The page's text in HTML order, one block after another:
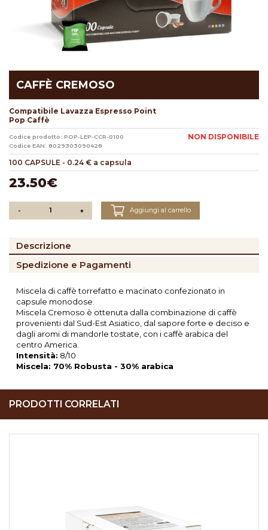
CAFFÈ CREMOSO
Compatibile Lavazza Espresso Point
Pop Caffè
Codice prodotto: POP-LEP-CCR-0100
Codice EAN: 8029303090428
NON DISPONIBILE
100 CAPSULE - 0.24 € a capsula
23.50€
- + Aggiungi al carrello
Descrizione
Spedizione e Pagamenti
Miscela di caffè torrefatto e macinato confezionato in
capsule monodose.
Miscela Cremoso è ottenuta dalla combinazione di caffè
provenienti dal Sud-Est Asiatico, dal sapore forte e deciso e
dagli aromi di mandorle tostate, con i caffè arabica del
centro America.
Intensità: 8/10
Miscela: 70% Robusta - 30% arabica
PRODOTTI CORRELATI